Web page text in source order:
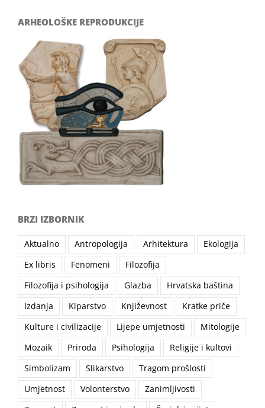
ARHEOLOŠKE REPRODUKCIJE
BRZI IZBORNIK
Aktualno Antropologija Arhitektura
Ekologija
Ex libris
Fenomeni
Filozofija
Filozofija i psihologija
Glazba
Hrvatska baština
Izdanja
Kiparstvo Književnost
Kratke priče
Kulture i civilizacije
Lijepe umjetnosti
Mitologije
Mozaik
Priroda Psihologija
Religije i kultovi
Simbolizam
Slikarstvo
Tragom prošlosti
Umjetnost
Volonterstvo
Zanimljivosti